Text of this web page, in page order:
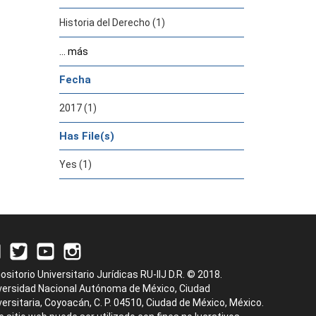
Historia del Derecho (1)
... más
Fecha
2017 (1)
Has File(s)
Yes (1)
Universitario Jurídicas RU-IIJ D.R. © 2018.
Nacional Autónoma de México, Ciudad
Coyoacán, C. P. 04510, Ciudad de México, México.